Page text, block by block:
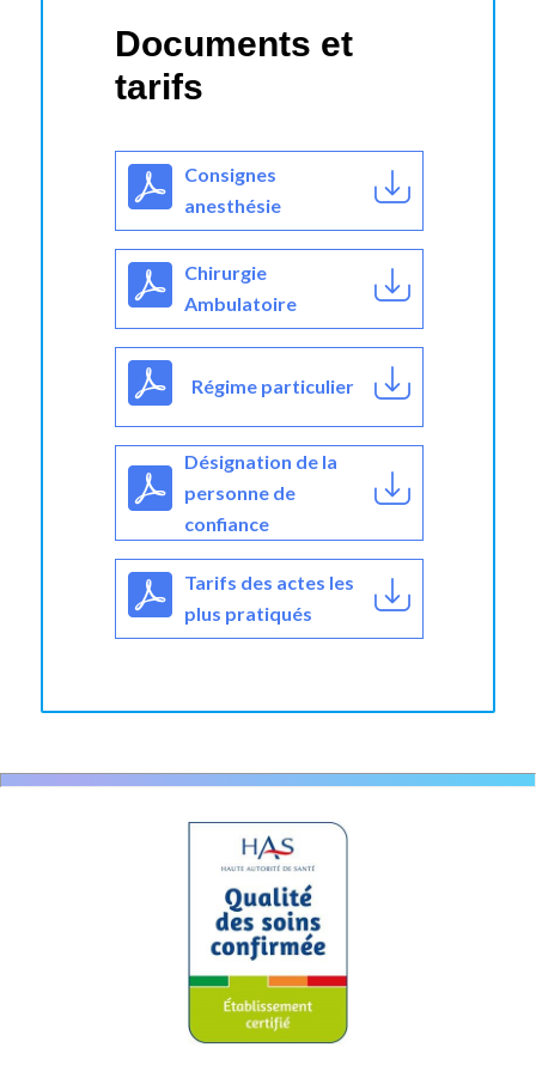
Documents et
tarifs
Consignes
anesthésie
Chirurgie
Ambulatoire
Régime particulier
Désignation de la
personne de
confiance
Tarifs des actes les
plus pratiqués